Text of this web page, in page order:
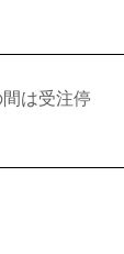
は受注停